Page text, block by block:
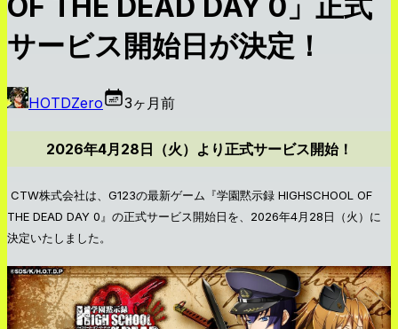
サービス開始日が決定！
HOTDZero 3ヶ月前
2026年4月28日（火）より正式サービス開始！
CTW株式会社は、G123の最新ゲーム『学園黙示録 HIGHSCHOOL OF
THE DEAD DAY 0』の正式サービス開始日を、2026年4月28日（火）に
決定いたしました。